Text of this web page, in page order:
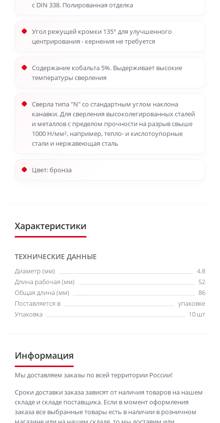
с DIN 338. Полированная отделка
Угол режущей кромки 135° для улучшенного
центрирования - кернения не требуется
Содержание кобальта 5%. Выдерживает высокие
температуры сверления
Сверла типа "N" со стандартным углом наклона
канавки. Для сверления высоколегированных сталей
и металлов с пределом прочности на разрыв свыше
1000 Н/мм², например, тепло- и кислотоупорные
стали и нержавеющая сталь
Цвет: бронза
Характеристики
ТЕХНИЧЕСКИЕ ДАННЫЕ
Диаметр (мм)
4.8
Длина рабочая (мм)
52
Общая длина (мм)
86
Поставляется в
упаковке
Упаковка
10 шт
Информация
Мы доставляем заказы по всей территории России!
Сроки доставки заказа зависят от наличия товаров на нашем
складе и складе поставщика. Если в момент оформления
заказа все выбранные товары есть в наличии в розничном